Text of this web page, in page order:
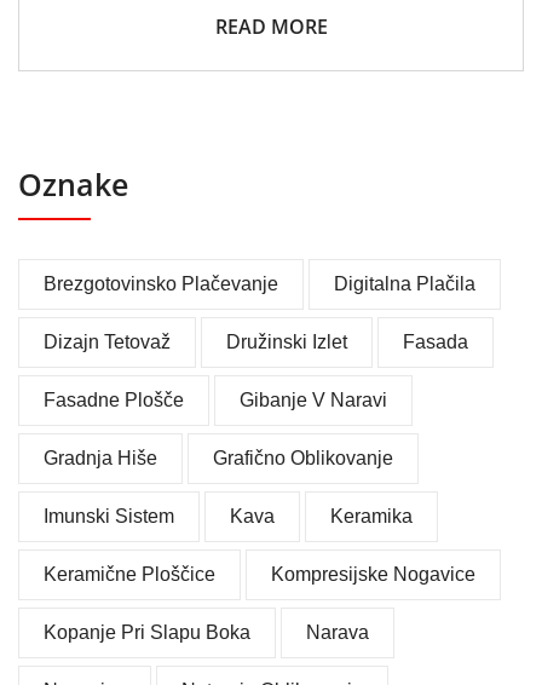
READ MORE
Oznake
Brezgotovinsko Plačevanje Digitalna Plačila
Dizajn Tetovaž Družinski Izlet Fasada
Fasadne Plošče Gibanje V Naravi
Gradnja Hiše Grafično Oblikovanje
Imunski Sistem Kava Keramika
Keramične Ploščice Kompresijske Nogavice
Kopanje Pri Slapu Boka Narava